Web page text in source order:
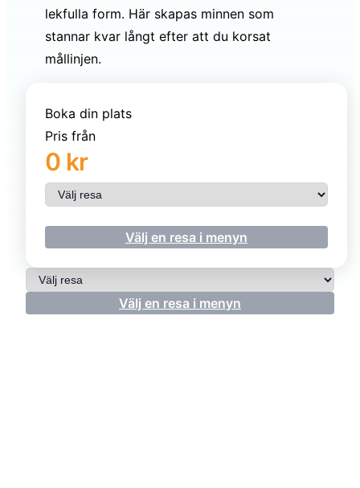
lekfulla form. Här skapas minnen som
stannar kvar långt efter att du korsat
mållinjen.
Boka din plats
Pris från
0 kr
Välj resa
Välj en resa i menyn
Välj resa
Välj en resa i menyn